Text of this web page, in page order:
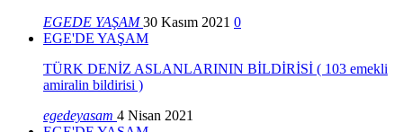
EGEDE YAŞAM30 Kasım 2021 0
EGE'DE YAŞAM
TÜRK DENİZ ASLANLARININ BİLDİRİSİ ( 103 emekli
amiralin bildirisi )
egedeyasam 4 Nisan 2021